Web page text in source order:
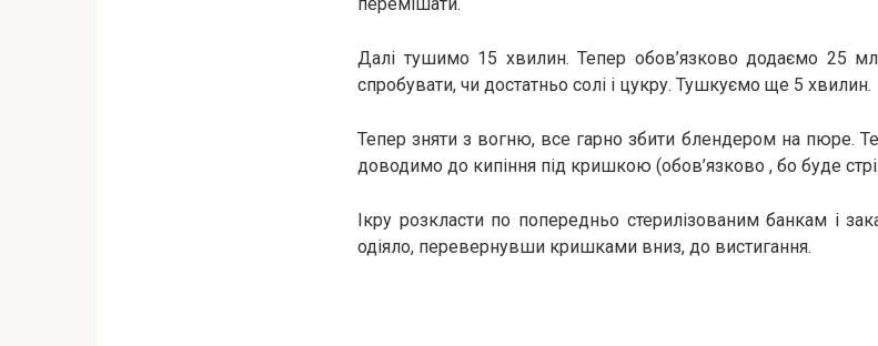
Далі тушимо 15 хвилин. Тепер обов’язково додаємо 25
спробувати, чи достатньо солі і цукру. Тушкуємо ще 5 хвилин.
Тепер зняти з вогню, все гарно збити блендером на пюре.
доводимо до кипіння під кришкою (обов’язково , бо буде
Ікру розкласти по попередньо стерилізованим банкам і
одіяло, перевернувши кришками вниз, до вистигання.